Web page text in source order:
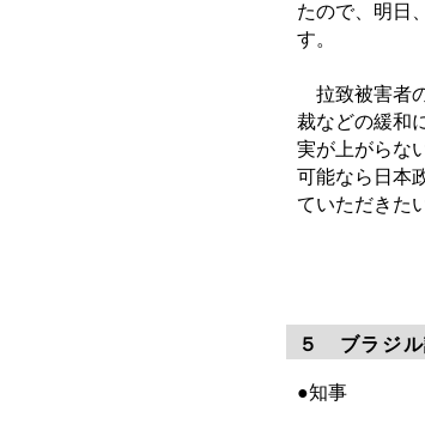
たので、明日
す。
拉致被害者
裁などの緩和
実が上がらな
可能なら日本
ていただきた
５ ブラジル
●知事